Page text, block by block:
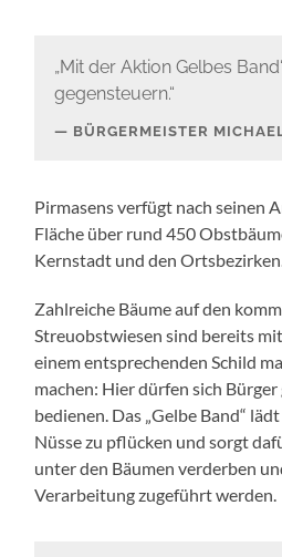
„Mit der Aktion Gelbes
gegensteuern.“
BÜRGERMEISTER
Pirmasens verfügt nach seinen
Fläche über rund 450
Kernstadt und den Ortsbezirken.
Zahlreiche Bäume auf den
Streuobstwiesen sind bereits
einem entsprechenden Schild
machen: Hier dürfen sich
bedienen. Das „Gelbe Band“
Nüsse zu pflücken und sorgt
unter den Bäumen verderben
Verarbeitung zugeführt werden.